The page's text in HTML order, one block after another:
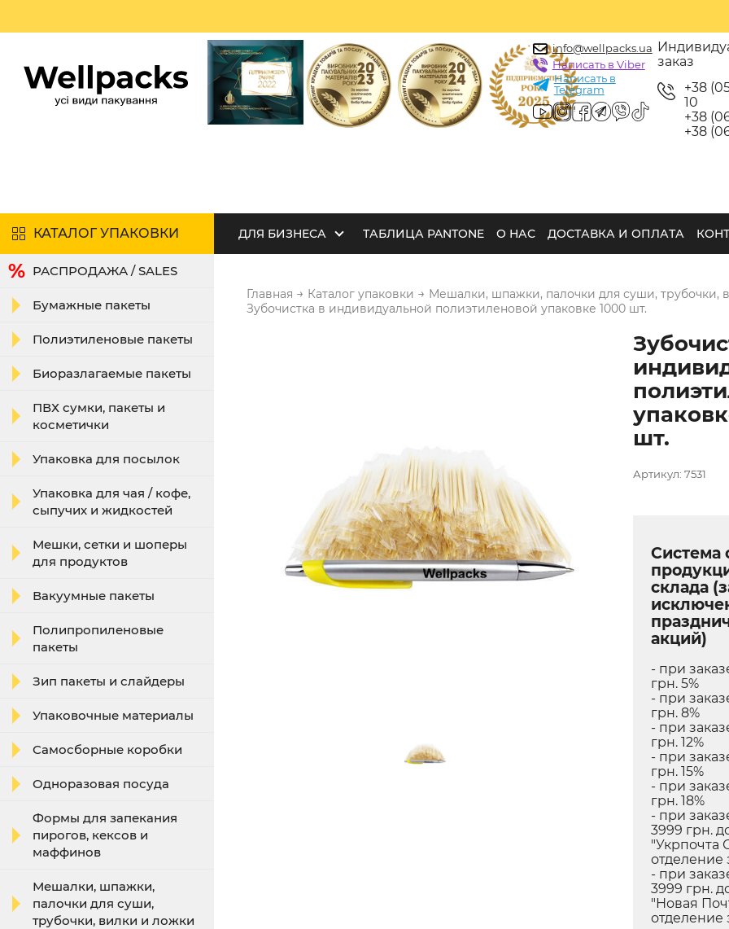
info@wellpacks.ua
Написать в Viber
Написать в
Telegram
заказ
+38
10
+38
+38
КАТАЛОГ УПАКОВКИ ДЛЯ БИЗНЕСА ТАБЛИЦА PANTONE О НАС ДОСТАВКА И ОПЛАТА
РАСПРОДАЖА / SALES
Бумажные пакеты
Полиэтиленовые пакеты
Биоразлагаемые пакеты
ПВХ сумки, пакеты и
косметички
Упаковка для посылок
Упаковка для чая / кофе,
сыпучих и жидкостей
Мешки, сетки и шоперы
для продуктов
Вакуумные пакеты
Полипропиленовые
пакеты
Зип пакеты и слайдеры
Упаковочные материалы
Самосборные коробки
Одноразовая посуда
Формы для запекания
пирогов, кексов и
маффинов
Мешалки, шпажки,
палочки для суши,
трубочки, вилки и ложки
Главная → Каталог упаковки → Мешалки, шпажки, палочки для суши, трубочки,
Зубочистка в индивидуальной полиэтиленовой упаковке 1000 шт.
шт.
Артикул: 7531
Система
склада
акций)
- при
грн. 5%
- при
грн. 8%
- при
грн. 12%
- при
грн. 15%
- при
грн. 18%
- при
3999 грн.
"Укрпочта
отделение
- при
3999 грн.
"Новая
отделение